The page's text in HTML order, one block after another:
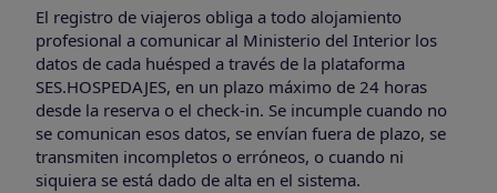
El registro de viajeros obliga a todo alojamiento
profesional a comunicar al Ministerio del Interior los
datos de cada huésped a través de la plataforma
SES.HOSPEDAJES, en un plazo máximo de 24 horas
desde la reserva o el check-in. Se incumple cuando no
se comunican esos datos, se envían fuera de plazo, se
transmiten incompletos o erróneos, o cuando ni
siquiera se está dado de alta en el sistema.